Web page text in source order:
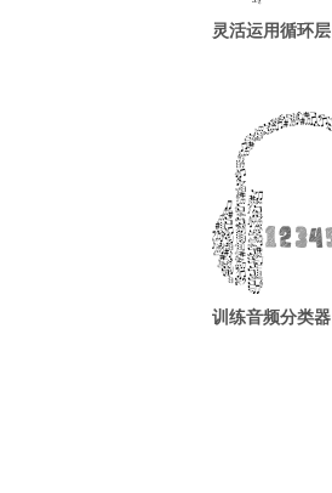
灵活运用循环层
训练音频分类器